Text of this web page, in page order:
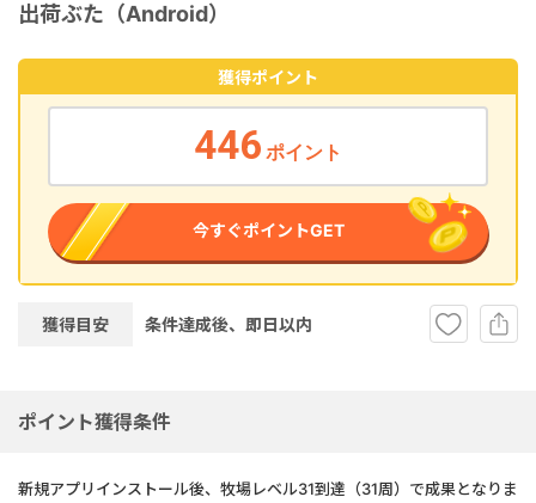
出荷ぶた（Android）
獲得ポイント
446 ポイント
今すぐポイントGET
獲得目安 条件達成後、即日以内
ポイント獲得条件
新規アプリインストール後、牧場レベル31到達（31周）で成果となりま